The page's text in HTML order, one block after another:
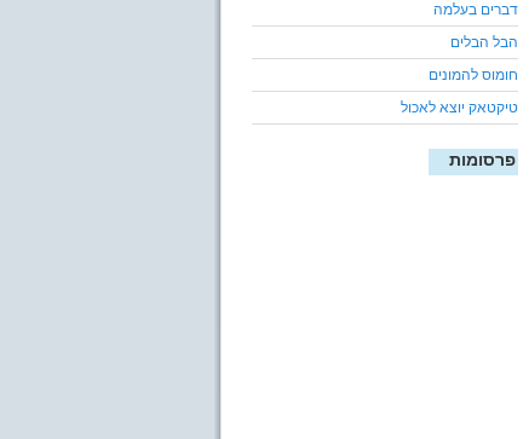
דברים בעלמה
הבל הבלים
חומוס להמונים
טיקטאק יוצא לאכול
פרסומות